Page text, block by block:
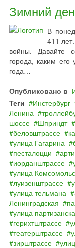
Зимний
В
411
войны. Давайте
города, каким
года…
Опубликовано в
Теги
Инстербург
Ленина
шоссе
Шприндт
беловштрассе
улица Гагарина
песталоцци
иорданштрассе
улица
луизенштрассе
улица тельмана
Ленинградская
улица
герихтштрассе
театерштрассе
зирштрассе